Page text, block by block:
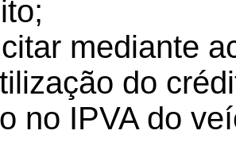
mediante
do
no IPVA do